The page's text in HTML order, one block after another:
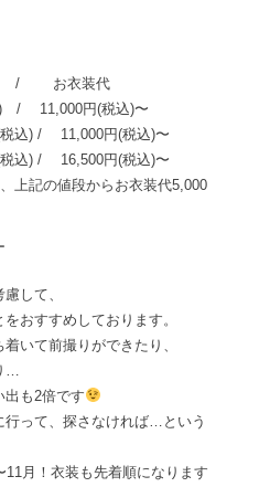
衣装代
) / 11,000円(税込)〜
税込) / 11,000円(税込)〜
税込) / 16,500円(税込)〜
上記の値段からお衣装代5,000
して、
おすすめしております。
いて前撮りができたり、
…
出も2倍です
行って、探さなければ…という
月！衣装も先着順になります